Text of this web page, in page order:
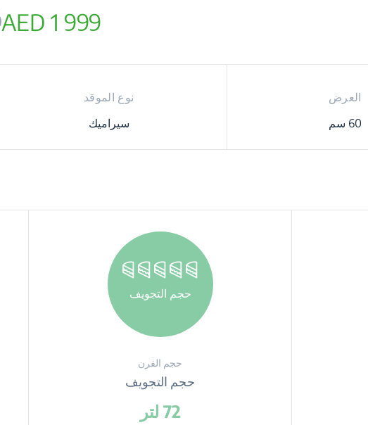
AED 1 999
العرض
60 سم
نوع الموقد
سيراميك
حجم التجويف
حجم الفرن
حجم التجويف
72 لتر